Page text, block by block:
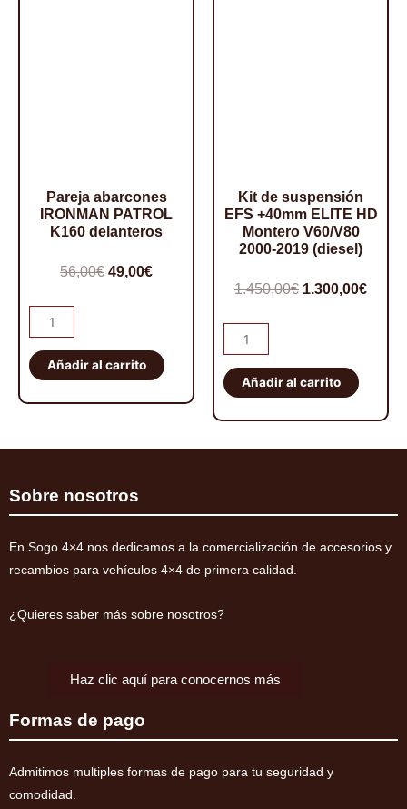
Pareja abarcones
IRONMAN PATROL
K160 delanteros
56,00€ El
era:
56,00€.
49,00€El
es:
49,00€.
Pareja
abarcones
IRONMAN
PATROL
K160
cantidad
Añadir al carrito
Kit de suspensión
EFS +40mm ELITE HD
Montero V60/V80
2000-2019 (diesel)
1.450,00€ El
era:
1.450,00€.
1.300,00€El
de
suspensión
EFS
+40mm
ELITE
V60/V80
cantidad
Añadir al carrito
Sobre nosotros
En Sogo 4×4 nos dedicamos a la comercialización de accesorios y
recambios para vehículos 4×4 de primera calidad.
¿Quieres saber más sobre nosotros?
Haz clic aquí para conocernos más
Formas de pago
Admitimos multiples formas de pago para tu seguridad y
comodidad.